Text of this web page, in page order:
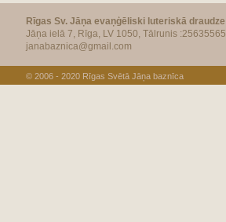
Rīgas Sv. Jāņa evaņģēliski luteriskā draudze
Jāņa ielā 7, Rīga, LV 1050, Tālrunis :25635565
janabaznica@gmail.com
© 2006 - 2020 Rīgas Svētā Jāņa baznīca